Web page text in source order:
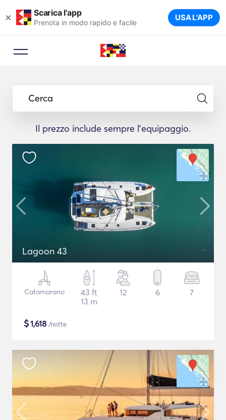
× Scarica l'app
Prenota in modo rapido e facile USA L'APP
Cerca
Il prezzo include sempre l'equipaggio.
Lagoon 43
Catamarano
43 ft
13 m
12 6 7
$1,618 /notte